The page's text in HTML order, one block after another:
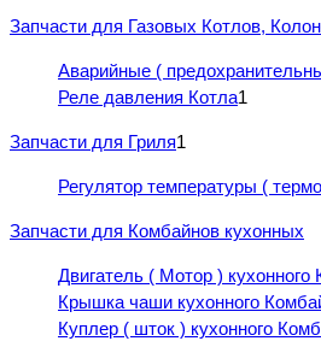
Запчасти для Газовых Котлов,
Аварийные (
Реле давления Котла1
Запчасти для Гриля1
Регулятор температуры (
Запчасти для Комбайнов кухонных
Двигатель ( Мотор ) кухонного
Крышка чаши кухонного
Куплер ( шток ) кухонного